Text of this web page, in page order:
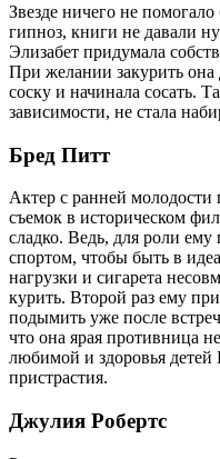
Звезде ничего не
гипноз, книги не давали
Элизабет придумала
При желании закурить она
соску и начинала сосать.
зависимости, не стала
Бред Питт
Актер с ранней
съемок в историческом
сладко. Ведь, для роли ему
спортом, чтобы быть в
нагрузки и сигарета
курить. Второй раз ему
подымить уже после
что она ярая противница
любимой и здоровья детей
пристрастия.
Джулия Робертс